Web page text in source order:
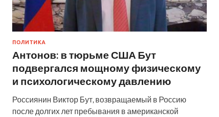
ПОЛИТИКА
Антонов: в тюрьме США Бут
подвергался мощному физическому
и психологическому давлению
Россиянин Виктор Бут, возвращаемый в Россию
после долгих лет пребывания в американской